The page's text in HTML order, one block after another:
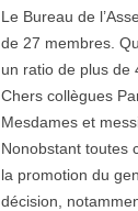
Le Bureau de
de 27 membres.
un ratio de plus de
Chers collègues
Mesdames et
Nonobstant toutes
la promotion du
décision,